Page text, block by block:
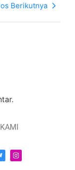
Berikutnya